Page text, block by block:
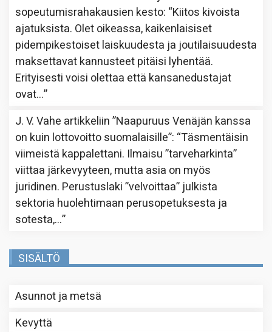
sopeutumisrahakausien kesto: “Kiitos kivoista
ajatuksista. Olet oikeassa, kaikenlaisiset
pidempikestoiset laiskuudesta ja joutilaisuudesta
maksettavat kannusteet pitäisi lyhentää.
Erityisesti voisi olettaa että kansanedustajat
ovat…”
J. V. Vahe artikkeliin”Naapuruus Venäjän kanssa
on kuin lottovoitto suomalaisille”: “Täsmentäisin
viimeistä kappalettani. Ilmaisu ”tarveharkinta”
viittaa järkevyyteen, mutta asia on myös
juridinen. Perustuslaki ”velvoittaa” julkista
sektoria huolehtimaan perusopetuksesta ja
sotesta,…”
SISÄLTÖ
Asunnot ja metsä
Kevyttä